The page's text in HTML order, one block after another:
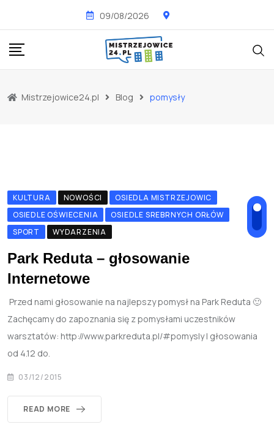
content
09/08/2026
Mistrzejowice24.pl Blog pomysły
KULTURA NOWOŚCI
OSIEDLA MISTRZEJOWIC
OSIEDLE OŚWIECENIA
OSIEDLE SREBRNYCH ORŁÓW
SPORT
WYDARZENIA
Park Reduta – głosowanie
Internetowe
Przed nami głosowanie na najlepszy pomysł na Park Reduta 🙂
Zachęcamy do zapoznania się z pomysłami uczestników
warsztatów: http://www.parkreduta.pl/#pomysly I głosowania
od 4.12 do.
03/12/2015
READ MORE